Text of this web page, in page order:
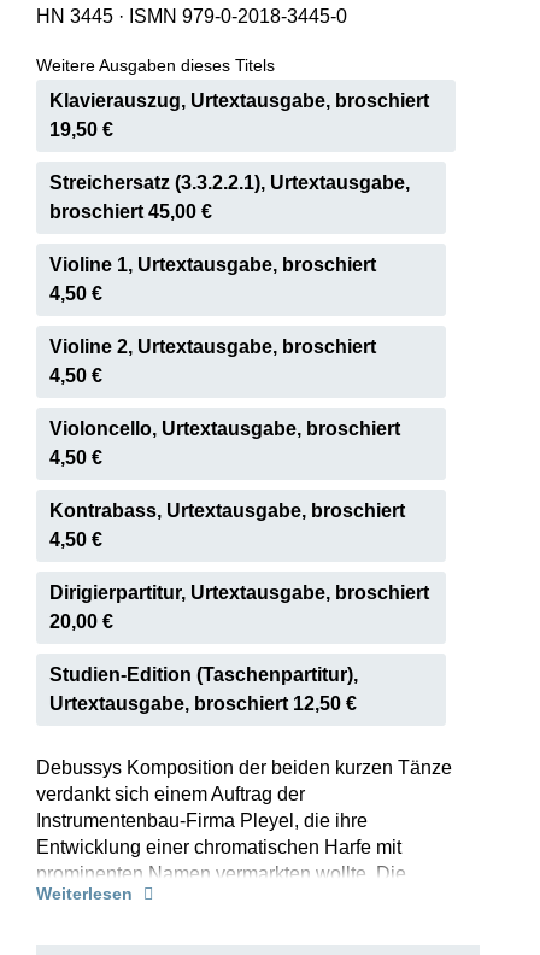
HN 3445 · ISMN 979-0-2018-3445-0
Weitere Ausgaben dieses Titels
Klavierauszug, Urtextausgabe, broschiert
19,50 €
Streichersatz (3.3.2.2.1), Urtextausgabe,
broschiert 45,00 €
Violine 1, Urtextausgabe, broschiert
4,50 €
Violine 2, Urtextausgabe, broschiert
4,50 €
Violoncello, Urtextausgabe, broschiert
4,50 €
Kontrabass, Urtextausgabe, broschiert
4,50 €
Dirigierpartitur, Urtextausgabe, broschiert
20,00 €
Studien-Edition (Taschenpartitur),
Urtextausgabe, broschiert 12,50 €
Debussys Komposition der beiden kurzen Tänze
verdankt sich einem Auftrag der
Instrumentenbau-Firma Pleyel, die ihre
Entwicklung einer chromatischen Harfe mit
prominenten Namen vermarkten wollte. Die
Tänze lassen sich aber problemlos auch auf der
Weiterlesen